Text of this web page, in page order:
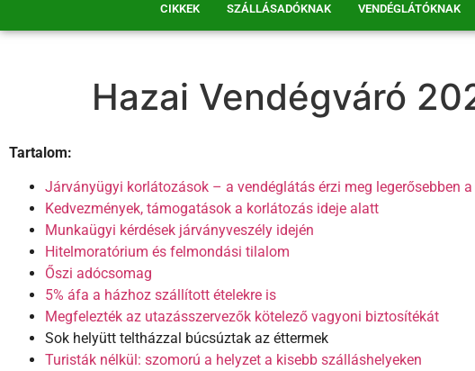
CIKKEK SZÁLLÁSADÓKNAK VENDÉGLÁTÓKNAK
Hazai Vendégváró
Tartalom:
Járványügyi korlátozások – a vendéglátás érzi meg legerősebben
Kedvezmények, támogatások a korlátozás ideje alatt
Munkaügyi kérdések járványveszély idején
Hitelmoratórium és felmondási tilalom
Őszi adócsomag
5% áfa a házhoz szállított ételekre is
Megfelezték az utazásszervezők kötelező vagyoni biztosítékát
Sok helyütt teltházzal búcsúztak az éttermek
Turisták nélkül: szomorú a helyzet a kisebb szálláshelyeken